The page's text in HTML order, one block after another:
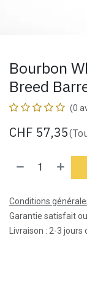
Bourbon
Breed
(0
CHF 57,35
Conditions
Garantie satisfait
Livraison : 2-3 jours